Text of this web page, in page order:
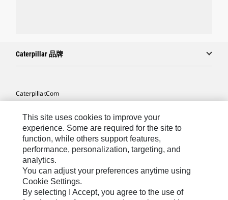
Caterpillar 品牌
Caterpillar.com
我的营销首选项
站点地图
Cookie Settings
法律
隐私
This site uses cookies to improve your
experience. Some are required for the site to
function, while others support features,
performance, personalization, targeting, and
analytics.
You can adjust your preferences anytime using
Cookie Settings.
By selecting I Accept, you agree to the use of